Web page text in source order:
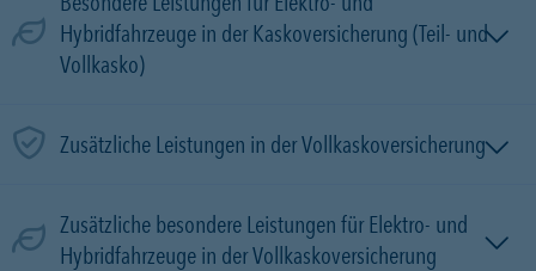
Hybridfahrzeuge in der Kaskoversicherung (Teil- und
Vollkasko)
Zusätzliche Leistungen in der Vollkaskoversicherung
Zusätzliche besondere Leistungen für Elektro- und
Hybridfahrzeuge in der Vollkaskoversicherung